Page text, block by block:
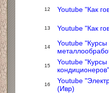
12 Youtube "Как
13 Youtube "Как
14
Youtube "Курсы
15
Youtube
16
Youtube
(Ивр)